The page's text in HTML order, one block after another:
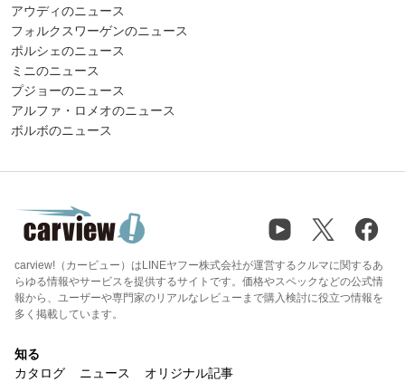
アウディのニュース
フォルクスワーゲンのニュース
ポルシェのニュース
ミニのニュース
プジョーのニュース
アルファ・ロメオのニュース
ボルボのニュース
carview!（カービュー）はLINEヤフー株式会社が運営するクルマに関するあ
らゆる情報やサービスを提供するサイトです。価格やスペックなどの公式情
報から、ユーザーや専門家のリアルなレビューまで購入検討に役立つ情報を
多く掲載しています。
知る
カタログ
ニュース オリジナル記事